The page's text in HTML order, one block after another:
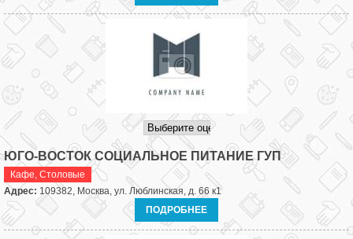
ЮГО-ВОСТОК СОЦИАЛЬНОЕ ПИТАНИЕ ГУП
Кафе, Столовые
Адрес: 109382, Москва, ул. Люблинская, д. 66 к1
ПОДРОБНЕЕ